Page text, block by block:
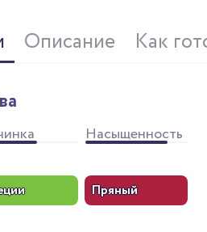
Описание Как
Насыщенность
Пряный